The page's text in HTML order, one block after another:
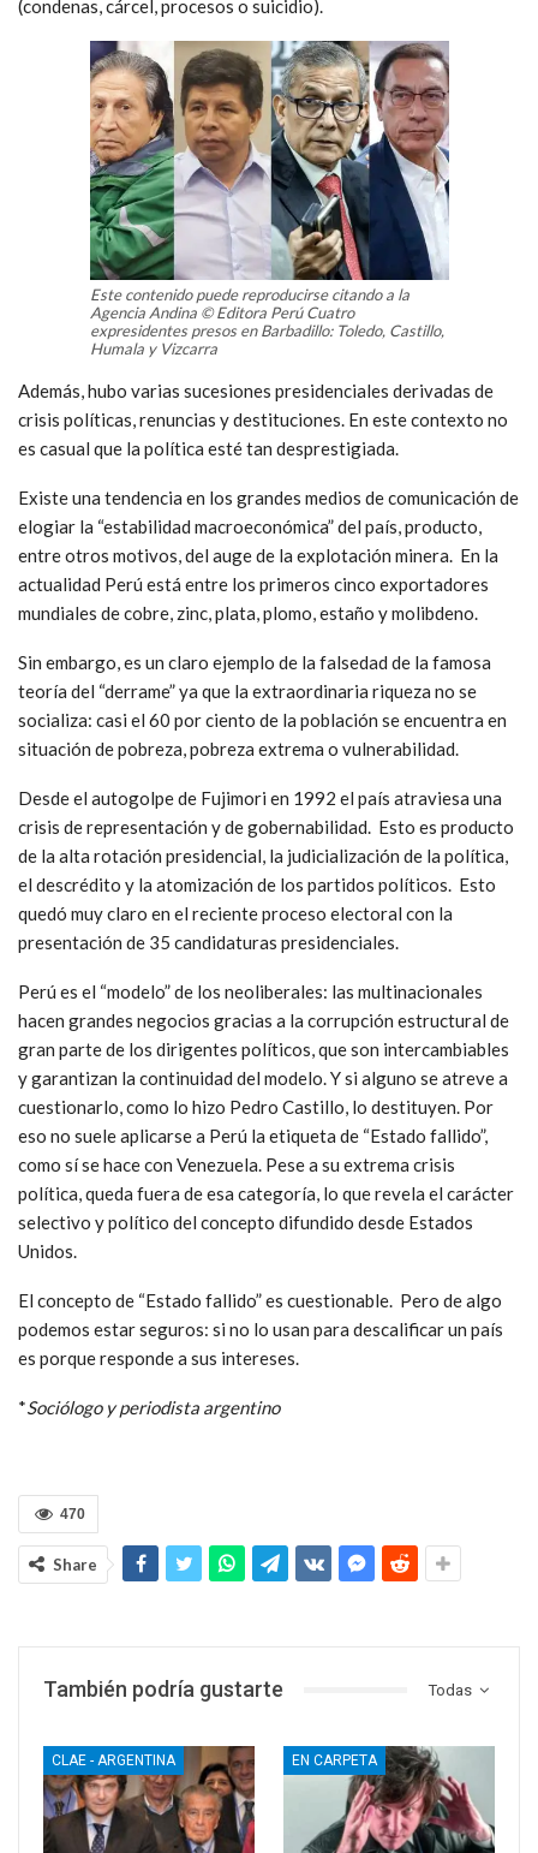
(condenas, cárcel, procesos o suicidio).
Este contenido puede reproducirse citando a la
Agencia Andina ©️ Editora Perú Cuatro
expresidentes presos en Barbadillo: Toledo, Castillo,
Humala y Vizcarra
Además, hubo varias sucesiones presidenciales derivadas de
crisis políticas, renuncias y destituciones. En este contexto no
es casual que la política esté tan desprestigiada.
Existe una tendencia en los grandes medios de comunicación de
elogiar la “estabilidad macroeconómica” del país, producto,
entre otros motivos, del auge de la explotación minera. En la
actualidad Perú está entre los primeros cinco exportadores
mundiales de cobre, zinc, plata, plomo, estaño y molibdeno.
Sin embargo, es un claro ejemplo de la falsedad de la famosa
teoría del “derrame” ya que la extraordinaria riqueza no se
socializa: casi el 60 por ciento de la población se encuentra en
situación de pobreza, pobreza extrema o vulnerabilidad.
Desde el autogolpe de Fujimori en 1992 el país atraviesa una
crisis de representación y de gobernabilidad. Esto es producto
de la alta rotación presidencial, la judicialización de la política,
el descrédito y la atomización de los partidos políticos. Esto
quedó muy claro en el reciente proceso electoral con la
presentación de 35 candidaturas presidenciales.
Perú es el “modelo” de los neoliberales: las multinacionales
hacen grandes negocios gracias a la corrupción estructural de
gran parte de los dirigentes políticos, que son intercambiables
y garantizan la continuidad del modelo. Y si alguno se atreve a
cuestionarlo, como lo hizo Pedro Castillo, lo destituyen. Por
eso no suele aplicarse a Perú la etiqueta de “Estado fallido”,
como sí se hace con Venezuela. Pese a su extrema crisis
política, queda fuera de esa categoría, lo que revela el carácter
selectivo y político del concepto difundido desde Estados
Unidos.
El concepto de “Estado fallido” es cuestionable. Pero de algo
podemos estar seguros: si no lo usan para descalificar un país
es porque responde a sus intereses.
*Sociólogo y periodista argentino
470
Share
Todas
También podría gustarte
CLAE - ARGENTINA EN CARPETA